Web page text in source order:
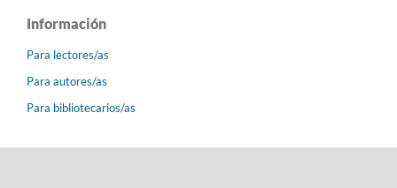
Información
Para lectores/as
Para autores/as
Para bibliotecarios/as